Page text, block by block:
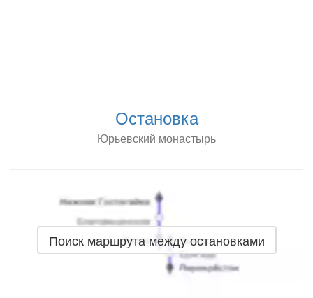
Остановка
Юрьевский монастырь
Поиск маршрута между остановками